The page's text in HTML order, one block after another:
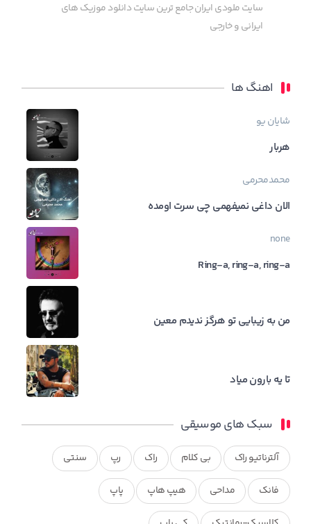
سایت ملودی ایران جامع ترین سایت دانلود موزیک های
ایرانی و خارجی
اهنگ ها
شایان یو
هربار
محمدمحرمی
الان داغی نمیفهمی چی سرت اومده
none
Ring-a, ring-a, ring-a
من به زیبایی تو هرگز ندیدم معین
تا یه بارون میاد
سبک های موسیقی
آلترناتیو راک بی کلام راک رپ سنتی
فانک مداحی هیپ هاپ پاپ